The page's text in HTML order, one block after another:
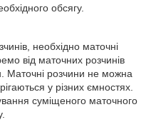
обсягу.
необхідно маточні
від маточних розчинів
Маточні розчини не можна
у різних ємностях.
суміщеного маточного